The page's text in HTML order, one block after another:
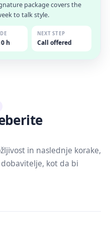
package covers the
to talk style.
h
NEXT STEP
Call offered
in naslednje korake,
kot da bi